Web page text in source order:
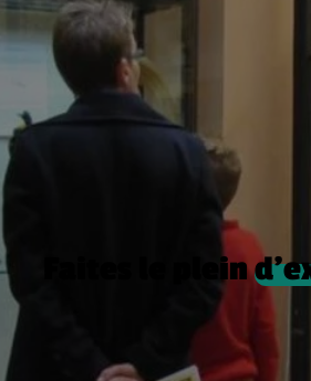
Faites le plein